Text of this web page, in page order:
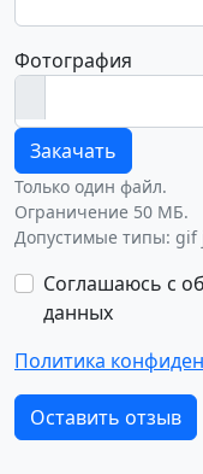
Фотография
Закачать
Только один файл.
Ограничение 50 МБ.
Допустимые типы:
Соглашаюсь с
данных
Политика
Оставить отзыв